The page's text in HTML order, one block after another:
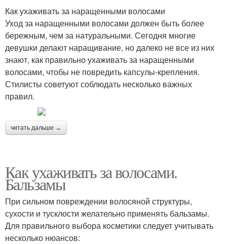
Как ухаживать за наращенными волосами
Уход за наращенными волосами должен быть более
бережным, чем за натуральными. Сегодня многие
девушки делают наращивание, но далеко не все из них
знают, как правильно ухаживать за наращенными
волосами, чтобы не повредить капсулы-крепления.
Стилисты советуют соблюдать несколько важных
правил.
читать дальше →
Как ухаживать за волосами.
Бальзамы
При сильном повреждении волосяной структуры,
сухости и тусклости желательно применять бальзамы.
Для правильного выбора косметики следует учитывать
несколько нюансов: